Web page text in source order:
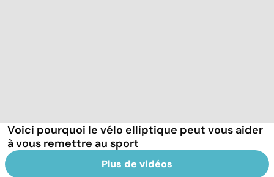
Voici pourquoi le vélo elliptique peut vous aider
à vous remettre au sport
Plus de vidéos